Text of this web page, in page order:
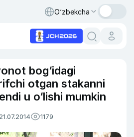
O‘zbekcha
bog‘idagi
otgan stakanni
u o‘lishi mumkin
1179